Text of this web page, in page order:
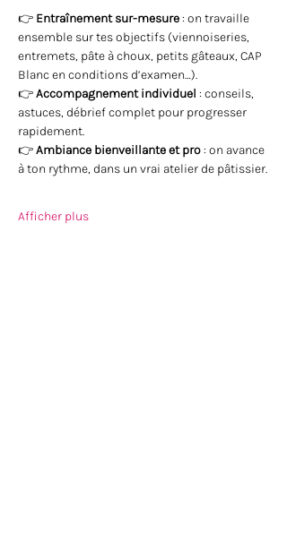
👉 Entraînement sur-mesure : on travaille
ensemble sur tes objectifs (viennoiseries,
entremets, pâte à choux, petits gâteaux, CAP
Blanc en conditions d’examen…).
👉 Accompagnement individuel : conseils,
astuces, débrief complet pour progresser
rapidement.
👉 Ambiance bienveillante et pro : on avance
à ton rythme, dans un vrai atelier de pâtissier.
Afficher plus